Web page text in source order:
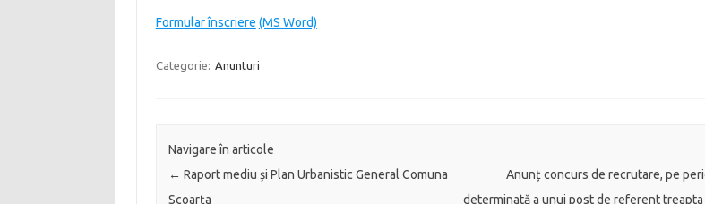
Formular înscriere (MS Word)
Categorie: Anunturi
Navigare în articole
← Raport mediu și Plan Urbanistic General Comuna
Scoarța
Anunț concurs de recrutare, pe
determinată a unui post de referent treapta